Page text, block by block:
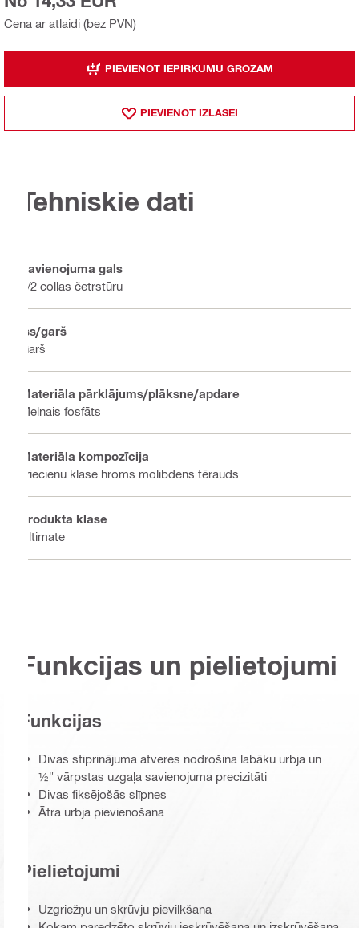
Cena ar atlaidi (bez PVN)
PIEVIENOT IEPIRKUMU GROZAM
PIEVIENOT IZLASEI
Tehniskie dati
Savienojuma gals
1/2 collas četrstūru
Īss/garš
Garš
Materiāla pārklājums/plāksne/apdare
Melnais fosfāts
Materiāla kompozīcija
Triecienu klase hroms molibdens tērauds
Produkta klase
Ultimate
Funkcijas un pielietojumi
Funkcijas
Divas stiprinājuma atveres nodrošina labāku urbja un
½" vārpstas uzgaļa savienojuma precizitāti
Divas fiksējošās slīpnes
Ātra urbja pievienošana
Pielietojumi
Uzgriežņu un skrūvju pievilkšana